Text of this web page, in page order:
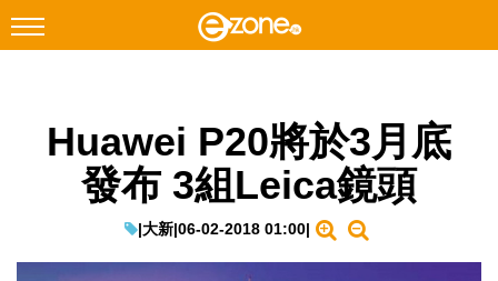
Facebook Instagram
科技焦點
遊戲動漫
Huawei P20將於3月底
發布 3組Leica鏡頭
|大新|06-02-2018 01:00|